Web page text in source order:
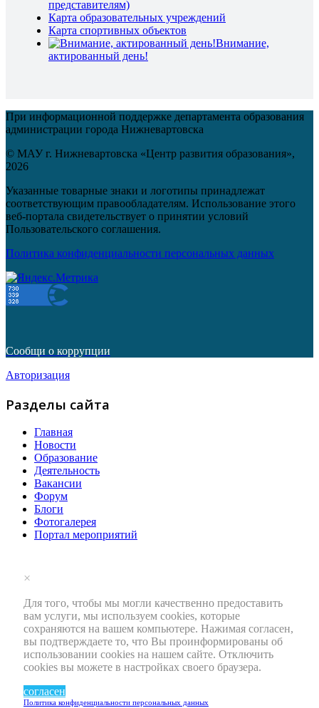
представителям)
Карта образовательных учреждений
Карта спортивных объектов
Внимание,
актированный день!
При информационной поддержке департамента образования
администрации города Нижневартовска
© МАУ г. Нижневартовска «Центр развития образования»,
2026
Указанные товарные знаки и логотипы принадлежат
соответствующим правообладателям. Использование этого
веб-портала свидетельствует о принятии условий
Пользовательского соглашения.
Политика конфиденциальности персональных данных
Сообщи о коррупции
Авторизация
Разделы сайта
Главная
Новости
Образование
Деятельность
Вакансии
Форум
Блоги
Фотогалерея
Портал мероприятий
×
Для того, чтобы мы могли качественно предоставить
вам услуги, мы используем cookies, которые
сохраняются на вашем компьютере. Нажимая согласен,
вы подтверждаете то, что Вы проинформированы об
использовании cookies на нашем сайте. Отключить
cookies вы можете в настройках своего браузера.
согласен
Политика конфиденциальности персональных данных